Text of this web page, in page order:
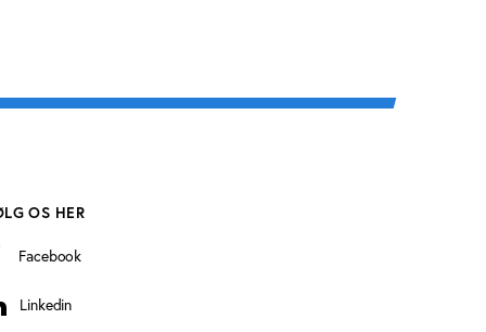
OS HER
Facebook
Linkedin